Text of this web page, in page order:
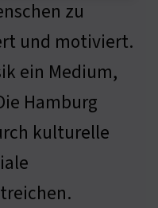
zu
und motiviert.
ein Medium,
Hamburg
kulturelle